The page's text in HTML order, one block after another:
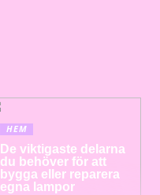
HEM
De viktigaste delarna
du behöver för att
bygga eller reparera
egna lampor